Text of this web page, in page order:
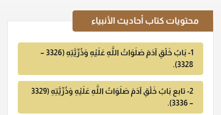
محتويات كتاب أحاديث الأنبياء
1- بَابُ خَلْقِ آدَمَ صَلَوَاتُ اللَّهِ عَلَيْهِ وَذُرِّيَّتِهِ (3326 –
3328).
2- تابع بَابُ خَلْقِ آدَمَ صَلَوَاتُ اللَّهِ عَلَيْهِ وَذُرِّيَّتِهِ (3329
– 3336).